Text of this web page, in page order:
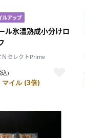
ル氷温熟成小分けロ
セレクトPrime
）
イル (3倍)